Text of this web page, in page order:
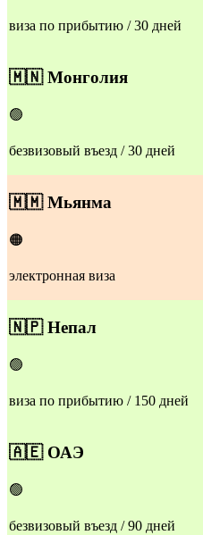
виза по прибытию / 30 дней
​​🇲🇳Монголия
🟢
безвизовый въезд / 30 дней
​​🇲🇲Мьянма
🟠
электронная виза
​​🇳🇵Непал
🟢
виза по прибытию / 150 дней
​​🇦🇪 ОАЭ
🟢
безвизовый въезд / 90 дней